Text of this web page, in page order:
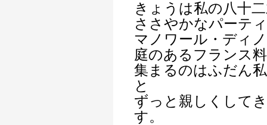
きょうは私の八十
ささやかなパーテ
マノワール・ディ
庭のあるフランス
集まるのはふだん
と
ずっと親しくして
す。